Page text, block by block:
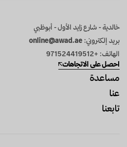
خالدية - شارع زايد الأول - أبوظبي
بريد إلكتروني: online@awad.ae
الهاتف: +971524419512
احصل على الاتجاهات
مساعدة
عنا
تابعنا